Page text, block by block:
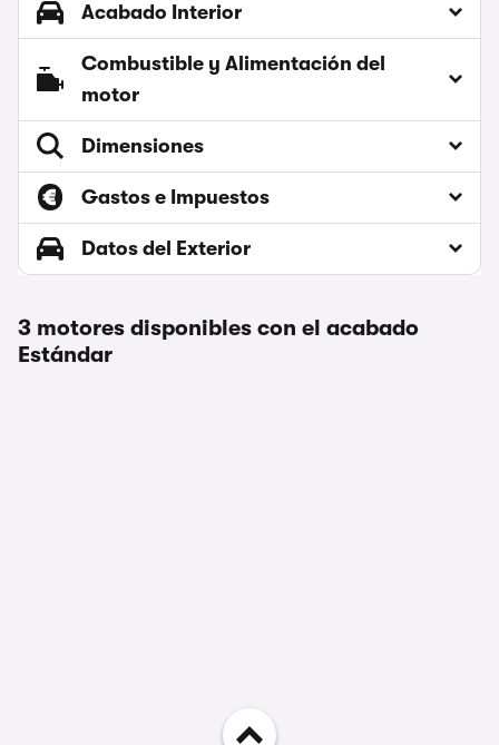
Acabado Interior
Combustible y Alimentación del
motor
Dimensiones
Gastos e Impuestos
Datos del Exterior
3 motores disponibles con el acabado
Estándar